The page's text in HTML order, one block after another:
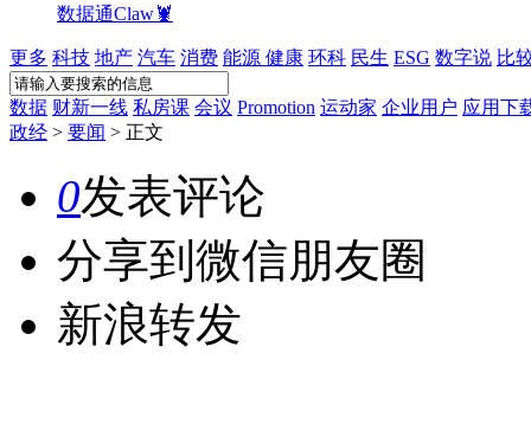
数据通Claw🦞
更多 科技 地产 汽车 消费 能源 健康 环科 民生 ESG 数字说 比
数据 财新一线 私房课 会议 Promotion 运动家 企业用户 应用下
政经 > 要闻 > 正文
0发表评论
分享到微信朋友圈
新浪转发